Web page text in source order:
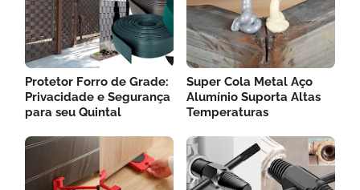
Protetor Forro de Grade:
Privacidade e Segurança
para seu Quintal
Super Cola Metal Aço
Alumínio Suporta Altas
Temperaturas